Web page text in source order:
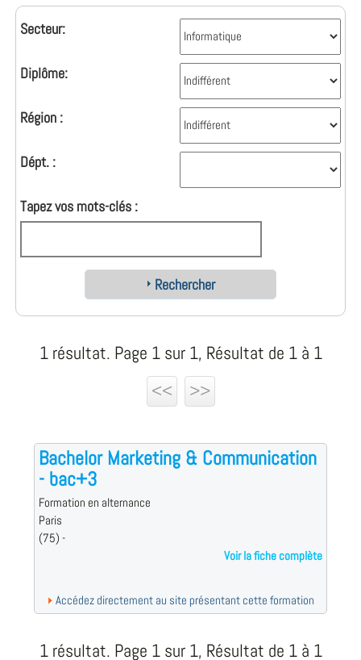
Secteur:
Diplôme:
Région :
Dépt. :
Tapez vos mots-clés :
Rechercher
1 résultat. Page 1 sur 1, Résultat de 1 à 1
<<
>>
Bachelor Marketing & Communication
- bac+3
Formation en alternance
Paris
(75) -
Voir la fiche complète
Accédez directement au site présentant cette formation
1 résultat. Page 1 sur 1, Résultat de 1 à 1